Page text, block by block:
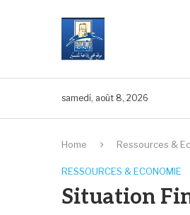
samedi, août 8, 2026
Home Ressources &
RESSOURCES & ECONOMIE
Situation